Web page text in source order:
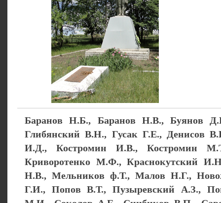
Баранов Н.Б., Баранов Н.В., Буянов
Глибянский В.Н., Гусак Г.Е., Денисов
И.Д., Костромин И.В., Костромин
Криворотенко М.Ф., Краснокутский
Н.В., Мельников ф.Т., Малов Н.Г.,
Г.И., Попов В.Т., Пузыревский А.З.,